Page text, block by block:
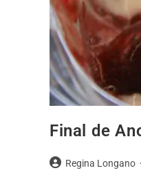
Final de
Regina Longano